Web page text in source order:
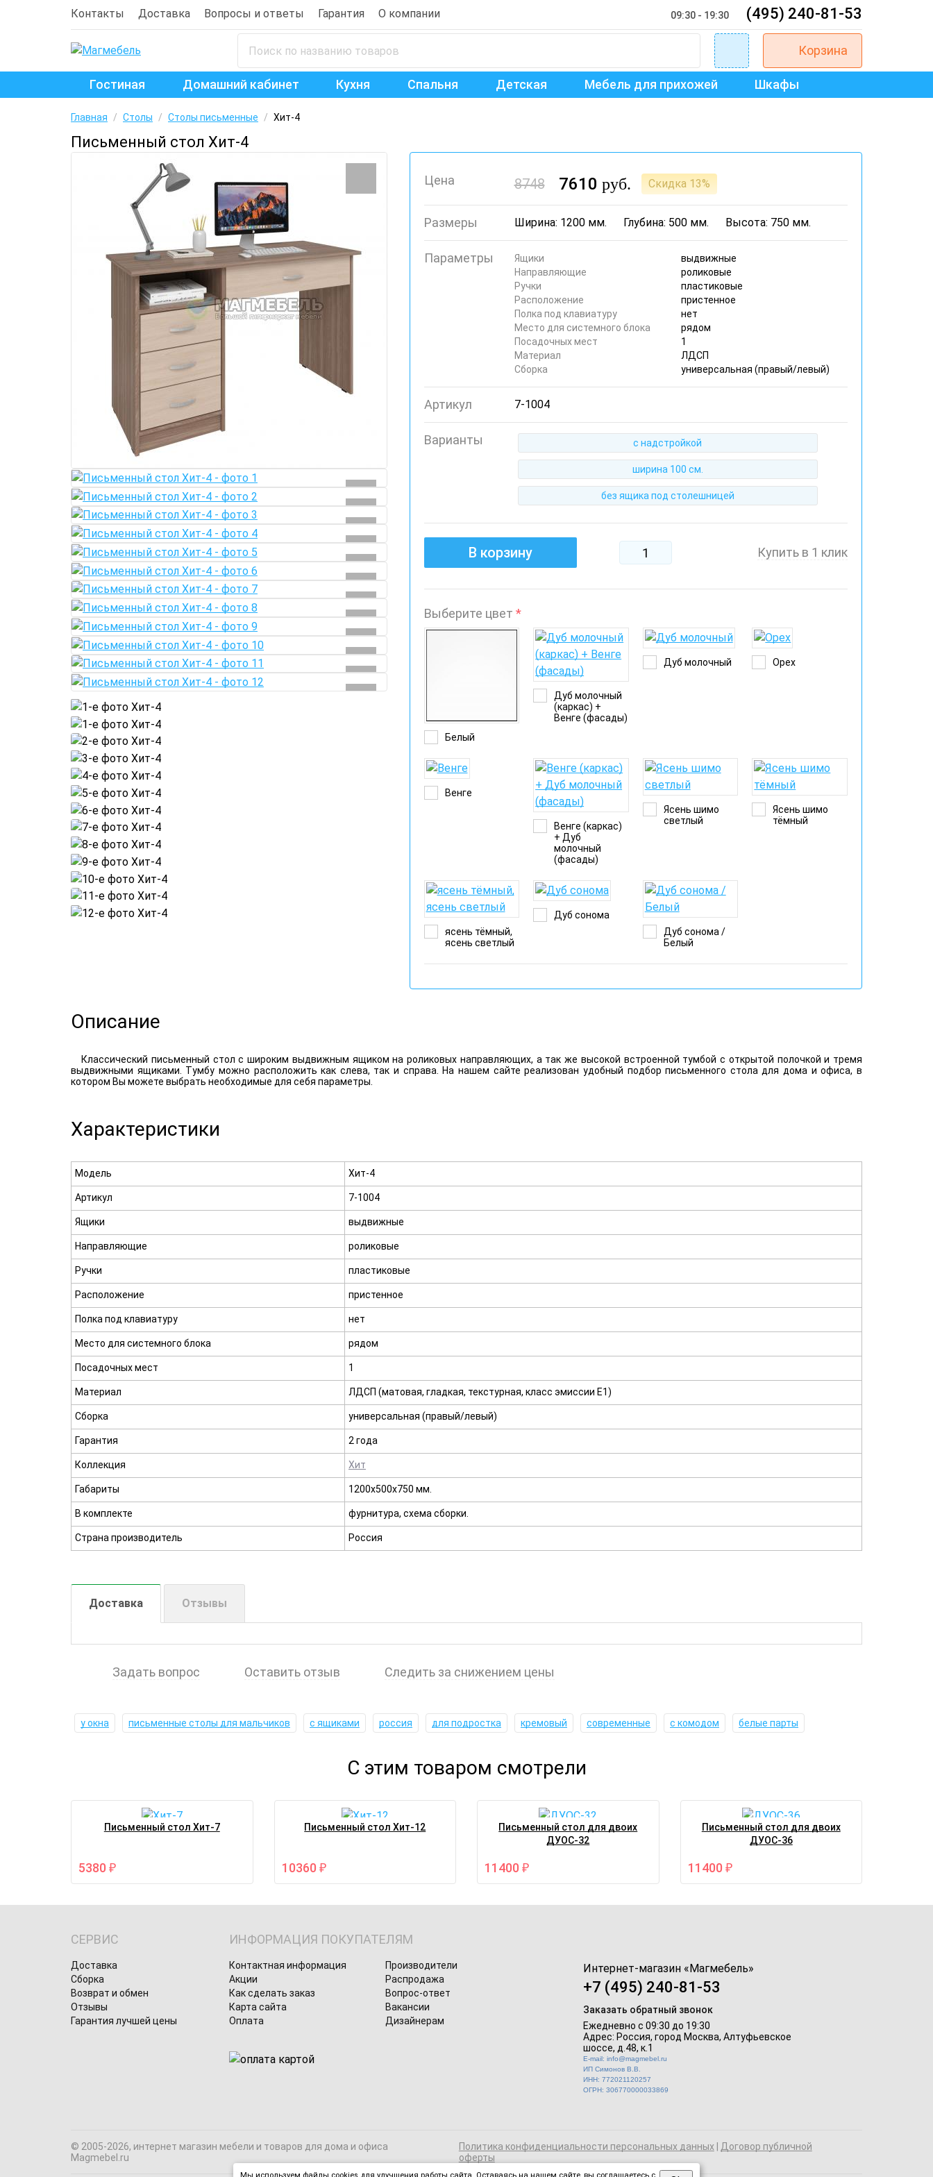
Контакты Доставка Вопросы и ответы Гарантия О компании 09:30 - 19:30 (495) 240-81-53
Корзина
Гостиная Домашний кабинет Кухня Спальня Детская Мебель для прихожей Шкафы
Главная / Столы / Столы письменные / Хит-4
Письменный стол Хит-4
Цена 8748 7610 руб. Скидка 13%
Размеры Ширина: 1200 мм. Глубина: 500 мм. Высота: 750 мм.
Параметры Ящики
выдвижные
Направляющие
роликовые
Ручки
пластиковые
Расположение
пристенное
Полка под клавиатуру
нет
Место для системного блока
рядом
Посадочных мест
1
Материал
ЛДСП
Сборка
универсальная (правый/левый)
Артикул 7-1004
Варианты с надстройкой
ширина 100 см.
без ящика под столешницей
В корзину Купить в 1 клик
Выберите цвет *
Белый
Дуб молочный
(каркас) +
Венге (фасады)
Дуб молочный Орех
Венге
Венге (каркас)
+ Дуб
молочный
(фасады)
Ясень шимо
светлый
Ясень шимо
тёмный
ясень тёмный,
ясень светлый
Дуб сонома
Дуб сонома /
Белый
Описание
Классический письменный стол с широким выдвижным ящиком на роликовых направляющих, а так же высокой встроенной тумбой с открытой полочкой и тремя
выдвижными ящиками. Тумбу можно расположить как слева, так и справа. На нашем сайте реализован удобный подбор письменного стола для дома и офиса, в
котором Вы можете выбрать необходимые для себя параметры.
Характеристики
Модель Хит-4
Артикул 7-1004
Ящики выдвижные
Направляющие роликовые
Ручки пластиковые
Расположение пристенное
Полка под клавиатуру нет
Место для системного блока рядом
Посадочных мест 1
Материал ЛДСП (матовая, гладкая, текстурная, класс эмиссии E1)
Сборка универсальная (правый/левый)
Гарантия 2 года
Коллекция Хит
Габариты 1200х500х750 мм.
В комплекте фурнитура, схема сборки.
Страна производитель Россия
Доставка Отзывы
Задать вопрос Оставить отзыв Следить за снижением цены
у окна письменные столы для мальчиков с ящиками россия для подростка кремовый современные с комодом белые парты
С этим товаром смотрели
Письменный стол Хит-7
5380 ₽
Письменный стол Хит-12
10360 ₽
Письменный стол для двоих
ДУОС-32
11400 ₽
Письменный стол для двоих
ДУОС-36
11400 ₽
СЕРВИС
Доставка
Сборка
Возврат и обмен
Отзывы
Гарантия лучшей цены
ИНФОРМАЦИЯ ПОКУПАТЕЛЯМ
Контактная информация
Производители
Акции
Распродажа
Как сделать заказ
Вопрос-ответ
Карта сайта
Вакансии
Оплата
Дизайнерам
Интернет-магазин « Магмебель»
+7 (495) 240-81-53
Заказать обратный звонок
Ежедневно с 09:30 до 19:30
Адрес: Россия, город Москва, Алтуфьевское
шоссе, д.48, к.1
E-mail: info@magmebel.ru
ИП Симонов В.В.
ИНН: 772021120257
ОГРН: 306770000033869
© 2005-2026, интернет магазин мебели и товаров для дома и офиса
Magmebel.ru
Политика конфиденциальности персональных данных| Договор публичной
оферты